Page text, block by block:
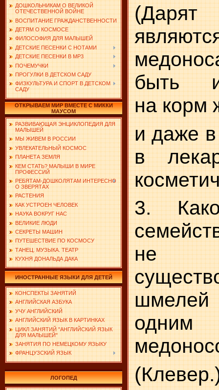
ДОШКОЛЬНИКАМ О ВЕЛИКОЙ
ОТЕЧЕСТВЕННОЙ ВОЙНЕ
ВОСПИТАНИЕ ГРАЖДАНСТВЕННОСТИ
ДЕТЯМ О КОСМОСЕ
ФИЛОСОФИЯ ДЛЯ МАЛЫШЕЙ
ДЕТСКИЕ ПЕСЕНКИ С НОТАМИ
ДЕТСКИЕ ПЕСЕНКИ В MP3
ПОЧЕМУЧКИ
ПРОГУЛКИ В ДЕТСКОМ САДУ
ФИЗКУЛЬТУРА И СПОРТ В ДЕТСКОМ
САДУ
ОТКРЫВАЕМ МИР ВМЕСТЕ С МИККИ
МАУСОМ
РАЗВИВАЮЩАЯ ЭНЦИКЛОПЕДИЯ ДЛЯ
МАЛЫШЕЙ
МЫ ЖИВЕМ В РОССИИ
УВЛЕКАТЕЛЬНЫЙ КОСМОС
ПЛАНЕТА ЗЕМЛЯ
КЕМ СТАТЬ? МАЛЫШИ В МИРЕ
ПРОФЕССИЙ
РЕБЯТАМ-ДОШКОЛЯТАМ ИНТЕРЕСНО
О ЗВЕРЯТАХ
РАСТЕНИЯ
КАК УСТРОЕН ЧЕЛОВЕК
НАУКА ВОКРУГ НАС
ВЕЛИКИЕ ЛЮДИ
СЕКРЕТЫ МАШИН
ПУТЕШЕСТВИЕ ПО КОСМОСУ
ТАНЕЦ. МУЗЫКА. ТЕАТР
КУХНЯ ДОНАЛЬДА ДАКА
ИНОСТРАННЫЕ ЯЗЫКИ ДЛЯ ДЕТЕЙ
КОНСПЕКТЫ ЗАНЯТИЙ
АНГЛИЙСКАЯ АЗБУКА
УЧУ АНГЛИЙСКИЙ
АНГЛИЙСКИЙ ЯЗЫК В КАРТИНКАХ
ЦИКЛ ЗАНЯТИЙ "АНГЛИЙСКИЙ ЯЗЫК
ДЛЯ МАЛЫШЕЙ"
ЗАНЯТИЯ ПО НЕМЕЦКОМУ ЯЗЫКУ
ФРАНЦУЗСКИЙ ЯЗЫК
ЛОГОПЕД
быть
на корм
и даже
в
3.
не
одним